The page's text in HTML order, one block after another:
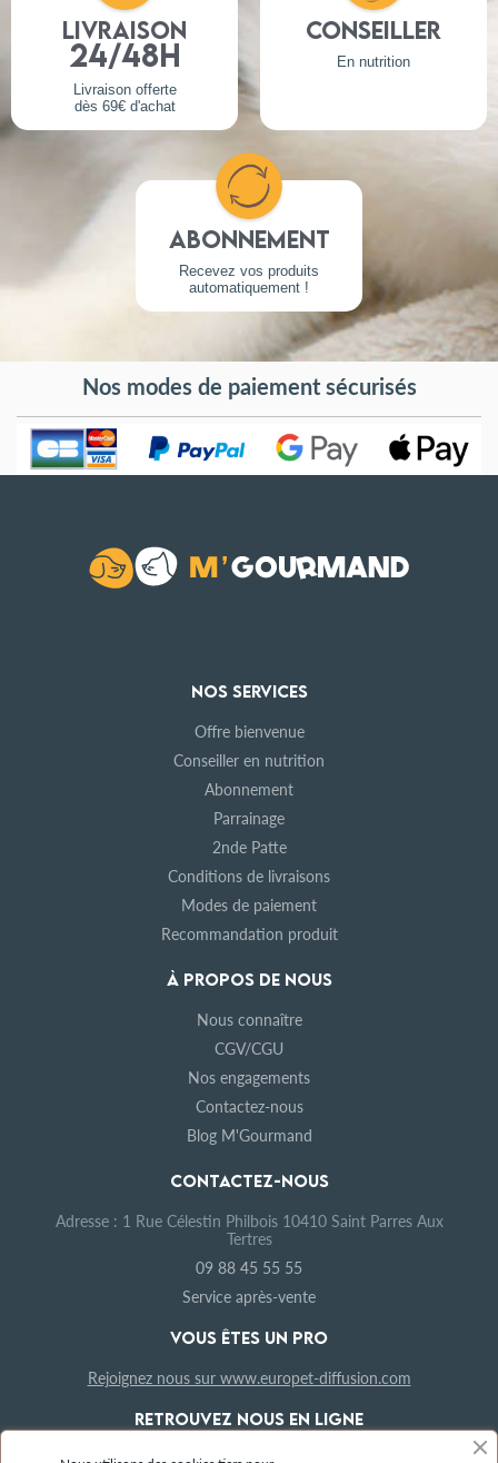
Livraison
24/48h
Livraison offerte
dès 69€ d'achat
Conseiller
En nutrition
Abonnement
Recevez vos produits
automatiquement !
Nos modes de paiement sécurisés
NOS SERVICES
Offre bienvenue
Conseiller en nutrition
Abonnement
Parrainage
2nde Patte
Conditions de livraisons
Modes de paiement
Recommandation produit
À PROPOS DE NOUS
Nous connaître
CGV/CGU
Nos engagements
Contactez-nous
Blog M'Gourmand
CONTACTEZ-NOUS
Adresse : 1 Rue Célestin Philbois 10410 Saint Parres Aux
Tertres
09 88 45 55 55
Service après-vente
VOUS ÊTES UN PRO
Rejoignez nous sur www.europet-diffusion.com
RETROUVEZ NOUS EN LIGNE